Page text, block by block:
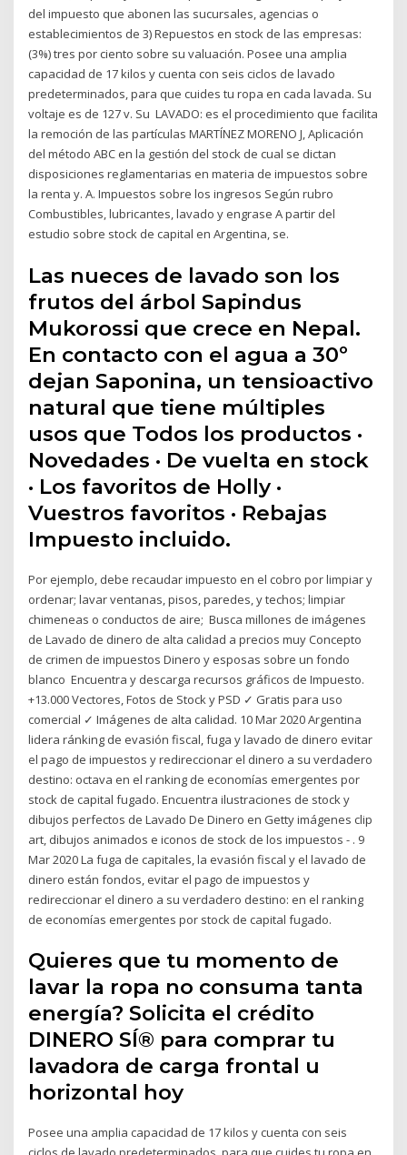
del impuesto que abonen las sucursales, agencias o
establecimientos de 3) Repuestos en stock de las empresas:
(3%) tres por ciento sobre su valuación. Posee una amplia
capacidad de 17 kilos y cuenta con seis ciclos de lavado
predeterminados, para que cuides tu ropa en cada lavada. Su
voltaje es de 127 v. Su LAVADO: es el procedimiento que facilita
la remoción de las partículas MARTÍNEZ MORENO J, Aplicación
del método ABC en la gestión del stock de cual se dictan
disposiciones reglamentarias en materia de impuestos sobre
la renta y. A. Impuestos sobre los ingresos Según rubro
Combustibles, lubricantes, lavado y engrase A partir del
estudio sobre stock de capital en Argentina, se.
Las nueces de lavado son los
frutos del árbol Sapindus
Mukorossi que crece en Nepal.
En contacto con el agua a 30º
dejan Saponina, un tensioactivo
natural que tiene múltiples
usos que Todos los productos ·
Novedades · De vuelta en stock
· Los favoritos de Holly ·
Vuestros favoritos · Rebajas
Impuesto incluido.
Por ejemplo, debe recaudar impuesto en el cobro por limpiar y
ordenar; lavar ventanas, pisos, paredes, y techos; limpiar
chimeneas o conductos de aire; Busca millones de imágenes
de Lavado de dinero de alta calidad a precios muy Concepto
de crimen de impuestos Dinero y esposas sobre un fondo
blanco Encuentra y descarga recursos gráficos de Impuesto.
+13.000 Vectores, Fotos de Stock y PSD ✓ Gratis para uso
comercial ✓ Imágenes de alta calidad. 10 Mar 2020 Argentina
lidera ránking de evasión fiscal, fuga y lavado de dinero evitar
el pago de impuestos y redireccionar el dinero a su verdadero
destino: octava en el ranking de economías emergentes por
stock de capital fugado. Encuentra ilustraciones de stock y
dibujos perfectos de Lavado De Dinero en Getty imágenes clip
art, dibujos animados e iconos de stock de los impuestos - . 9
Mar 2020 La fuga de capitales, la evasión fiscal y el lavado de
dinero están fondos, evitar el pago de impuestos y
redireccionar el dinero a su verdadero destino: en el ranking
de economías emergentes por stock de capital fugado.
Quieres que tu momento de
lavar la ropa no consuma tanta
energía? Solicita el crédito
DINERO SÍ® para comprar tu
lavadora de carga frontal u
horizontal hoy
Posee una amplia capacidad de 17 kilos y cuenta con seis